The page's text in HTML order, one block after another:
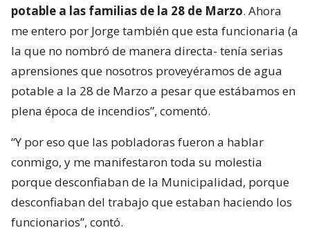
potable a las familias de la 28 de Marzo. Ahora
me entero por Jorge también que esta funcionaria (a
la que no nombró de manera directa- tenía serias
aprensiones que nosotros proveyéramos de agua
potable a la 28 de Marzo a pesar que estábamos en
plena época de incendios”, comentó.
“Y por eso que las pobladoras fueron a hablar
conmigo, y me manifestaron toda su molestia
porque desconfiaban de la Municipalidad, porque
desconfiaban del trabajo que estaban haciendo los
funcionarios”, contó.